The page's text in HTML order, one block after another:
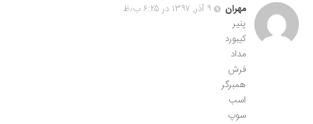
مهران
۹ آذر, ۱۳۹۷ در ۶:۲۵ ب٫ظ
پنیر
کیبورد
مداد
فرش
همبرگر
اسب
سوپ